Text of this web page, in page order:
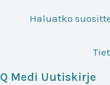
Haluatko
Q Medi Uutiskirje